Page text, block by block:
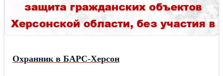
Охранник в БАРС-Херсон